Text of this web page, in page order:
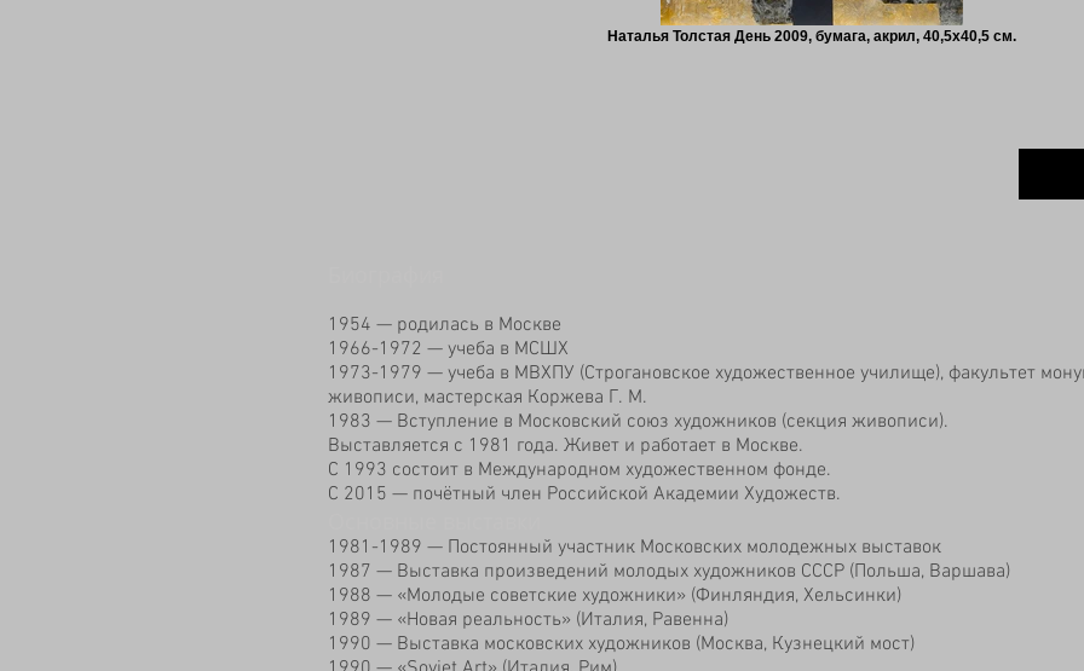
Наталья Толстая День 2009, бумага, акрил, 40,5х40,5 см.
1954 — родилась в Москве
1966-1972 — учеба в МСШХ
1973-1979 — учеба в МВХПУ (Строгановское художественное училище), факультет
живописи, мастерская Коржева Г. М.
1983 — Вступление в Московский союз художников (секция живописи).
Выставляется с 1981 года. Живет и работает в Москве.
С 1993 состоит в Международном художественном фонде.
C 2015 — почётный член Российской Академии Художеств.
1981-1989 — Постоянный участник Московских молодежных выставок
1987 — Выставка произведений молодых художников СССР (Польша, Варшава)
1988 — «Молодые советские художники» (Финляндия, Хельсинки)
1989 — «Новая реальность» (Италия, Равенна)
1990 — Выставка московских художников (Москва, Кузнецкий мост)